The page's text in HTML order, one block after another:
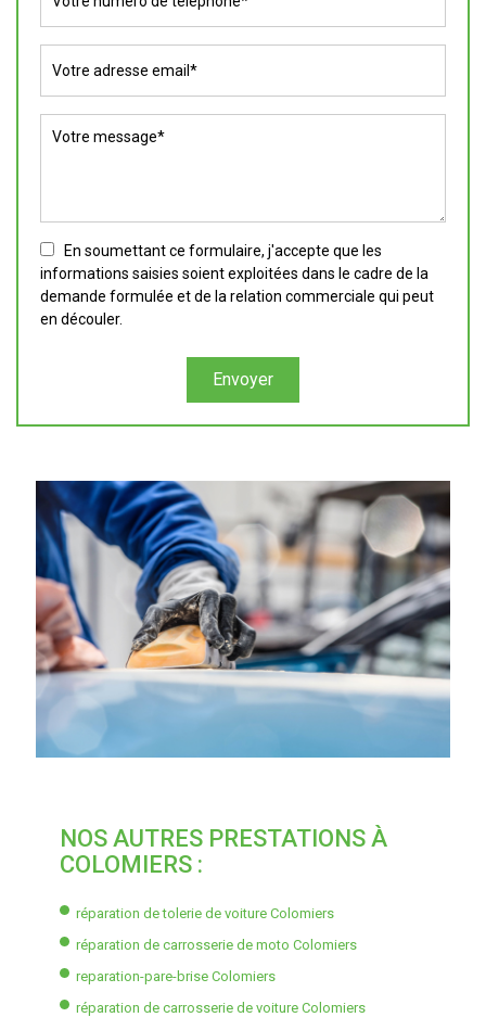
En soumettant ce formulaire, j'accepte que les
informations saisies soient exploitées dans le cadre de la
demande formulée et de la relation commerciale qui peut
en découler.
NOS AUTRES PRESTATIONS À
COLOMIERS :
réparation de tolerie de voiture Colomiers
réparation de carrosserie de moto Colomiers
reparation-pare-brise Colomiers
réparation de carrosserie de voiture Colomiers